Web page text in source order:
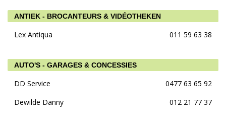
ANTIEK - BROCANTEURS & VIDÉOTHEKEN
Lex Antiqua 011 59 63 38
AUTO'S - GARAGES & CONCESSIES
DD Service
0477 63 65 92
Dewilde Danny
012 21 77 37